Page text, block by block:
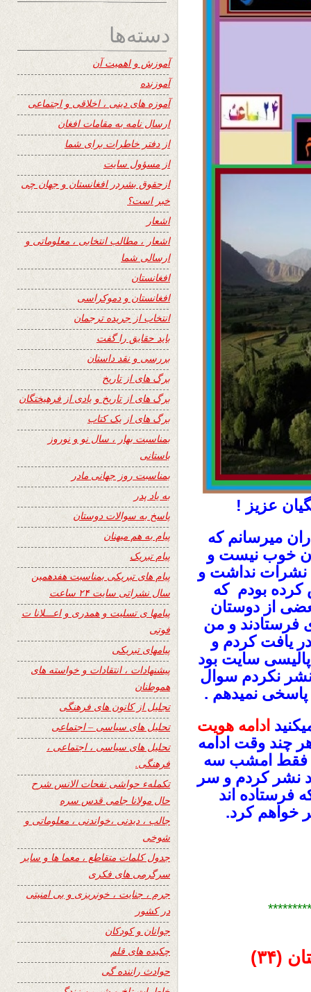
عزیز !
میرسانم که
خوب نیست و
شما نشرات نداشت و
کرده بودم که
از دوستان
فرستادند و من
یافت کردم و
سایت بود
نشر نکردم سوال
پاسخی نمیدهم .
ادامه هویت
چند وقت ادامه
فقط امشب سه
نشر کردم و سر
فرستاده اند
خواهم کرد.
(۳۴)
دسته‌ها
آموزش و اهمیت آن
آموزنده
آموزه های دینی ، اخلاقی و اجتماعی
ارسال نامه به مقامات افغان
از دفتر خاطرات برای شما
از مسؤول سایت
ازحقوق بشردر افغانستان و جهان چی
خبر است؟
اشعار
اشعار ، مطالب انتخابی ، معلوماتی و
ارسالی شما
افغانستان
افغانستان و دموکراسی
انتخاب از جریده ترجمان
باید حقایق را گفت
بررسی و نقد داستان
برگ های از تاریخ
برگ های از تاریخ و یادی از فرهیختگان
برگ های از یک کتاب
بمناسبت بهار ، سال نو و نوروز
باستانی
بمناسبت روز جهانی مادر
به یاد پدر
پاسخ به سوالات دوستان
پیام به هم میهنان
پیام تبریک
پیام های تبریکی بمناسبت هفدهمین
سال نشراتی سایت ۲۴ ساعت
پیامها ی تسلیت و همدری و اعـــلانا ت
فوتی
پیامهای تبریکی
پیشنهادات ، انتقادات و خواسته های
هموطنان
تجلیل از کانون های فرهنگی
تحلیل های سیاسی – اجتماعی
تحلیل های سیاسی ، اجتماعی ،
فرهنگی.
تکملهء حواشی نفحات الانس شرح
حال مولانا جامی قدس سره
جالب ، دیدنی ،خواندنی ، معلوماتی و
شوخی
جدول کلمات متقاطع ، معما ها و سایر
سرگرمی های فکری
جرم ، جنایت ، خونریزی و بی امنیتی
در کشور
جوانان و کودکان
چکیده های قلم
حوادث راننده گی